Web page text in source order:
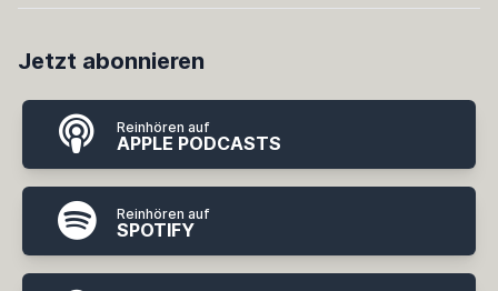
Jetzt abonnieren
Reinhören auf
APPLE PODCASTS
Reinhören auf
SPOTIFY